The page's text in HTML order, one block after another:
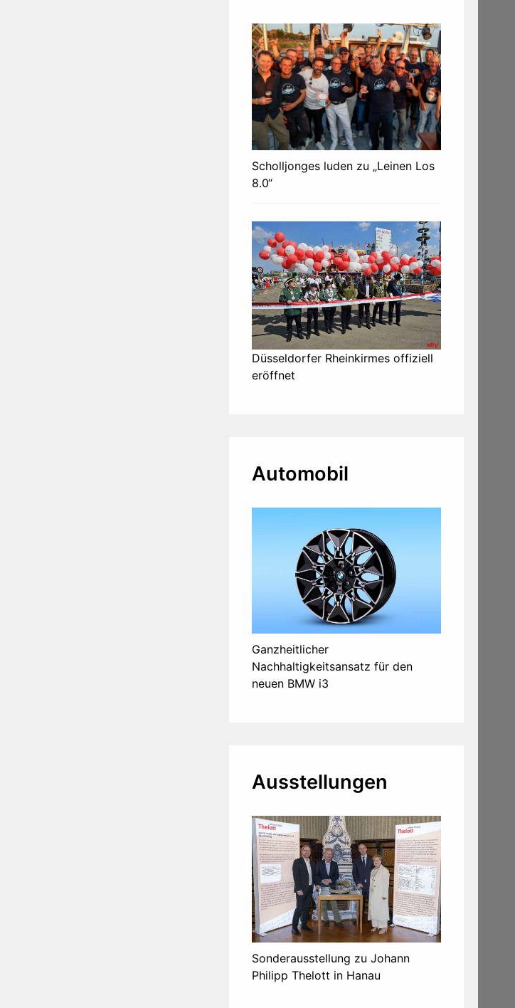
Scholljonges luden zu „Leinen Los
8.0“
Düsseldorfer Rheinkirmes offiziell
eröffnet
Automobil
Ganzheitlicher
Nachhaltigkeitsansatz für den
neuen BMW i3
Ausstellungen
Sonderausstellung zu Johann
Philipp Thelott in Hanau